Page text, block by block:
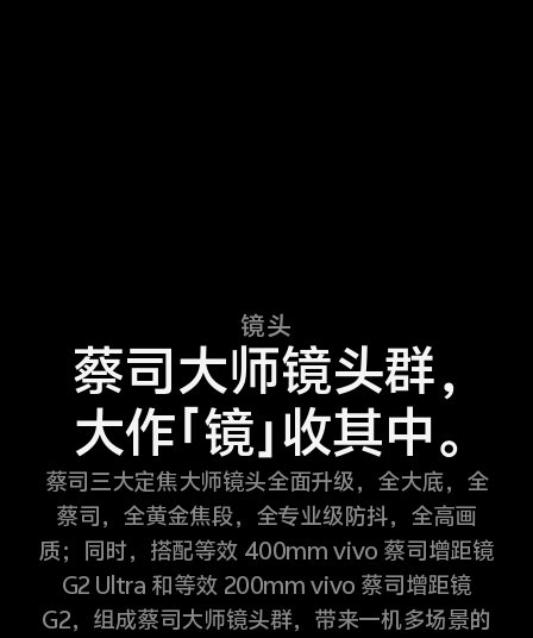
镜头
蔡司大师镜头群，
大作「镜」收其中。
蔡司三大定焦大师镜头全面升级，全大底，全
蔡司，全黄金焦段，全专业级防抖，全高画
质；同时，搭配等效 400mm vivo 蔡司增距镜
G2 Ultra 和等效 200mm vivo 蔡司增距镜
G2，组成蔡司大师镜头群，带来一机多场景的